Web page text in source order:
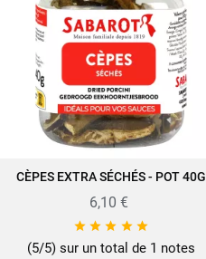
AJOUTER AU PANIER
CÈPES EXTRA SÉCHÉS - POT 40G
6,10 €
    
(5/5) sur un total de 1 notes